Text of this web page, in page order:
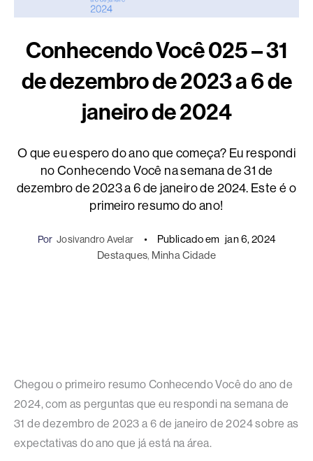
Conhecendo Você 025 – 31
de dezembro de 2023 a 6 de
janeiro de 2024
O que eu espero do ano que começa? Eu respondi
no Conhecendo Você na semana de 31 de
dezembro de 2023 a 6 de janeiro de 2024. Este é o
primeiro resumo do ano!
Por Josivandro Avelar Publicado em jan 6, 2024
Destaques, Minha Cidade
Chegou o primeiro resumo Conhecendo Você do ano de
2024, com as perguntas que eu respondi na semana de
31 de dezembro de 2023 a 6 de janeiro de 2024 sobre as
expectativas do ano que já está na área.